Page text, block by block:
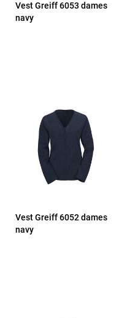
Vest Greiff 6053 dames
navy
Vest Greiff 6052 dames
navy